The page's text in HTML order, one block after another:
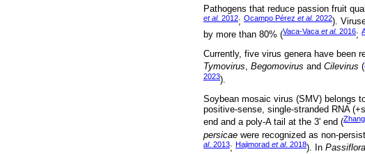
Pathogens that reduce passion fruit
et al. 2012; Ocampo Pérez et al. 2022).
by more than 80% (Vaca-Vaca et al. 2016;
Currently, five virus genera have been
Tymovirus, Begomovirus and Cilevirus (
2023).
Soybean mosaic virus (SMV) belongs
positive-sense, single-stranded RNA
end and a poly-A tail at the 3' end (Zhang
persicae were recognized as non-
al. 2013; Hajimorad et al. 2018). In Passiflora